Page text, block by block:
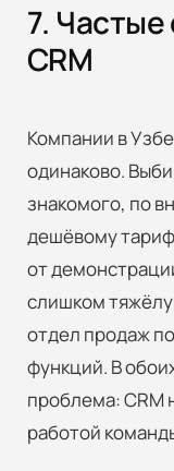
7.
CRM
Компании в
одинаково.
знакомого, по
дешёвому
от
слишком
отдел продаж
функций. В
проблема: CRM
работой